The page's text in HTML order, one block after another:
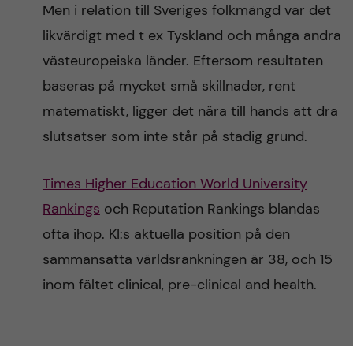
Men i relation till Sveriges folkmängd var det
likvärdigt med t ex Tyskland och många andra
västeuropeiska länder. Eftersom resultaten
baseras på mycket små skillnader, rent
matematiskt, ligger det nära till hands att dra
slutsatser som inte står på stadig grund.
Times Higher Education World University
Rankings och Reputation Rankings blandas
ofta ihop. KI:s aktuella position på den
sammansatta världsrankningen är 38, och 15
inom fältet clinical, pre-clinical and health.